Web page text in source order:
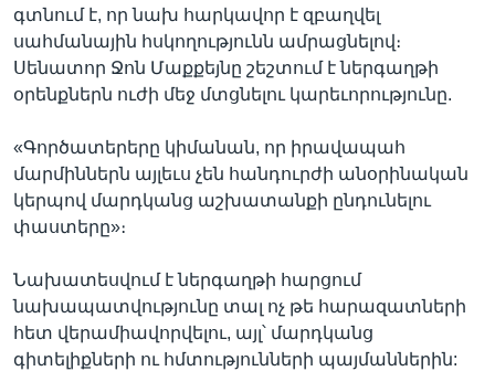
գտնում է, որ նախ հարկավոր է զբաղվել
սահմանային հսկողությունն ամրացնելով։
Սենատոր Ջոն Մաքքեյնը շեշտում է ներգաղթի
օրենքներն ուժի մեջ մտցնելու կարեւորությունը.
«Գործատերերը կիմանան, որ իրավապահ
մարմիններն այլեւս չեն հանդուրժի անօրինական
կերպով մարդկանց աշխատանքի ընդունելու
փաստերը»։
Նախատեսվում է ներգաղթի հարցում
նախապատվությունը տալ ոչ թե հարազատների
հետ վերամիավորվելու, այլ՝ մարդկանց
գիտելիքների ու հմտությունների պայմաններին: